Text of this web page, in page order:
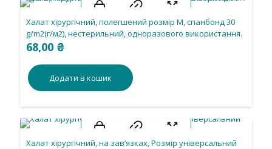
Халат хірургічний, полегшений розмір М, спанбонд 30
g/m2(г/м2), нестерильний, одноразового використання.
68,00 ₴
Додати в кошик
Халат хірургічний, на зав’язках, Розмір універсальний